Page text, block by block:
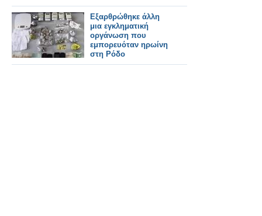
Εξαρθρώθηκε άλλη
μια εγκληματική
οργάνωση που
εμπορευόταν ηρωίνη
στη Ρόδο